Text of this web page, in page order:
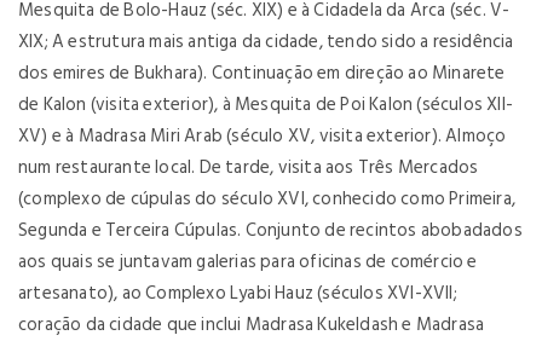
Mesquita de Bolo-Hauz (séc. XIX) e à Cidadela da Arca (séc. V-
XIX; A estrutura mais antiga da cidade, tendo sido a residência
dos emires de Bukhara). Continuação em direção ao Minarete
de Kalon (visita exterior), à Mesquita de Poi Kalon (séculos XII-
XV) e à Madrasa Miri Arab (século XV, visita exterior). Almoço
num restaurante local. De tarde, visita aos Três Mercados
(complexo de cúpulas do século XVI, conhecido como Primeira,
Segunda e Terceira Cúpulas. Conjunto de recintos abobadados
aos quais se juntavam galerias para oficinas de comércio e
artesanato), ao Complexo Lyabi Hauz (séculos XVI-XVII;
coração da cidade que inclui Madrasa Kukeldash e Madrasa